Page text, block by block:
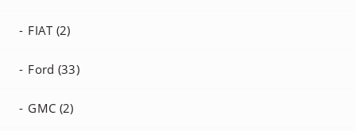
FIAT (2)
Ford (33)
GMC (2)